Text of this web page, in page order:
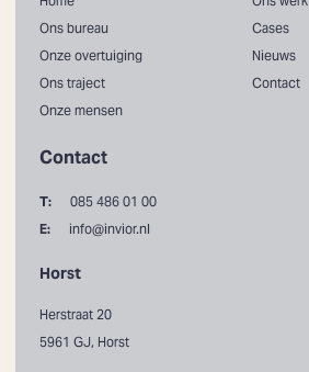
Ons bureau
Onze overtuiging
Ons traject
Onze mensen
Cases
Nieuws
Contact
Contact
T:
085 486 01 00
E:
info@invior.nl
Horst
Herstraat 20
5961 GJ, Horst